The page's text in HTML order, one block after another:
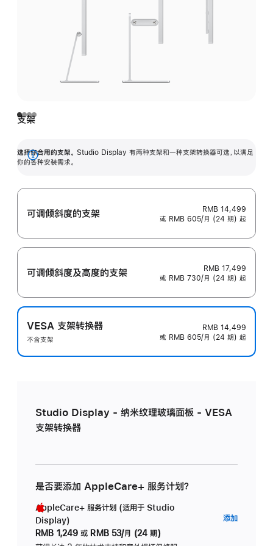
支架
选择你合用的支架。 Studio Display 有两种支架和一种支架转换器可选，以满足
你的各种安装需求。
展
可调倾斜度的支架
RMB 14,499
或 RMB 605/月 (24 期) 起
可调倾斜度及高‍度的支‍架
RMB 17,499
或 RMB 730/月 (24 期) 起
VESA 支架转换器
不含支架
RMB 14,499
或 RMB 605/月 (24 期) 起
Studio Display - 纳米纹理玻璃面板 - VESA
支架转换器
是否要添加 AppleCare+ 服务计划？
AppleCare+ 服务计划 (适用于 Studio
Display)
RMB 1,249 或 RMB 53/月 (24 期)
添加